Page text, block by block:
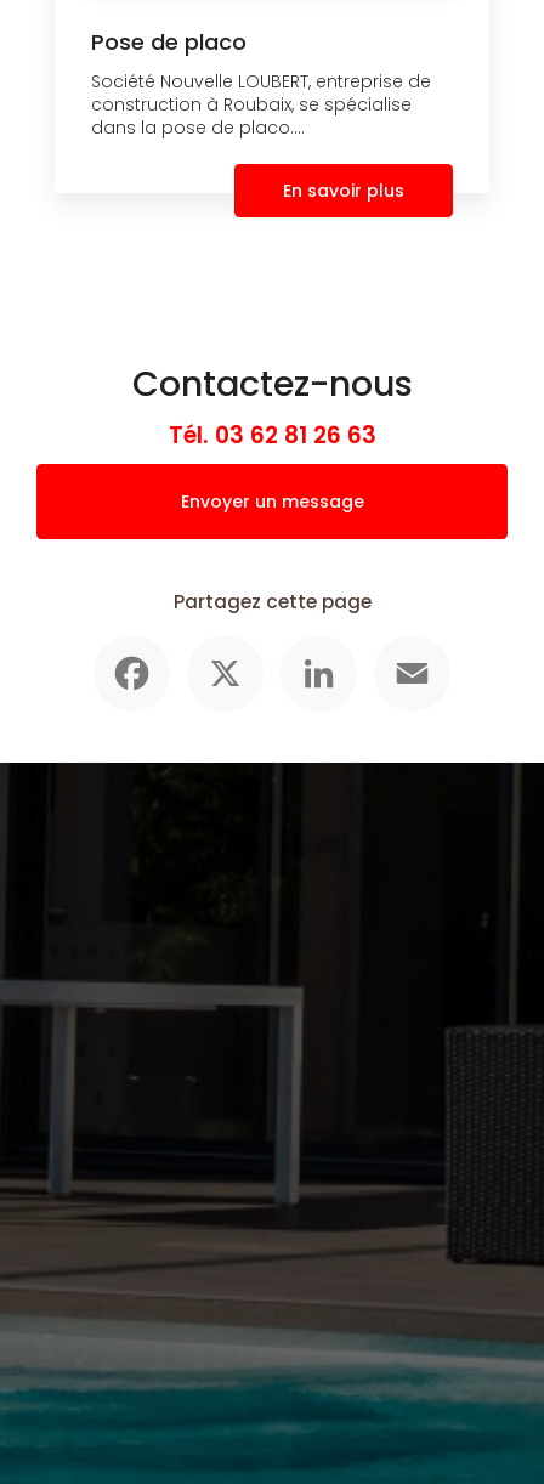
Pose de placo
Société Nouvelle LOUBERT, entreprise de
construction à Roubaix, se spécialise
dans la pose de placo....
En savoir plus
Contactez-nous
Tél. 03 62 81 26 63
Envoyer un message
Partagez cette page